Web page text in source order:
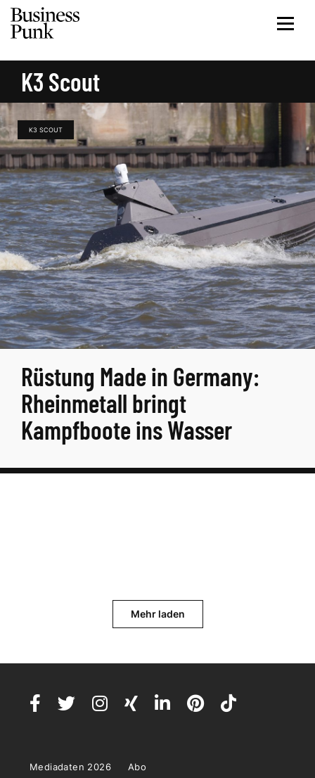
K3 Scout
K3 SCOUT
Rüstung Made in Germany:
Rheinmetall bringt
Kampfboote ins Wasser
Mehr laden
Mediadaten 2026 Abo